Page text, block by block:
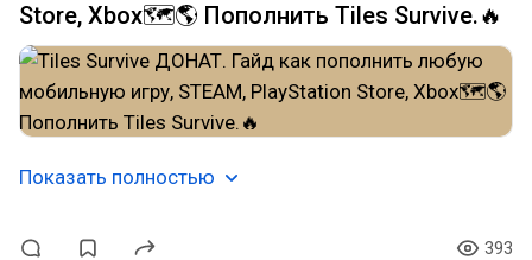
Store, Xbox🗺️🌎 Пополнить Tiles Survive.🔥
Показать полностью
393